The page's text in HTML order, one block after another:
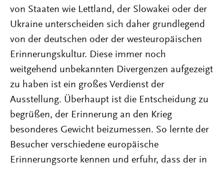
von Staaten wie Lettland, der Slowakei oder der
Ukraine unterscheiden sich daher grundlegend
von der deutschen oder der westeuropäischen
Erinnerungskultur. Diese immer noch
weitgehend unbekannten Divergenzen aufgezeigt
zu haben ist ein großes Verdienst der
Ausstellung. Überhaupt ist die Entscheidung zu
begrüßen, der Erinnerung an den Krieg
besonderes Gewicht beizumessen. So lernte der
Besucher verschiedene europäische
Erinnerungsorte kennen und erfuhr, dass der in